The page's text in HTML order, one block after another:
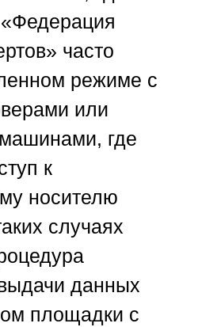
часто
режиме с
или
где
к
носителю
случаях
данных
площадки с